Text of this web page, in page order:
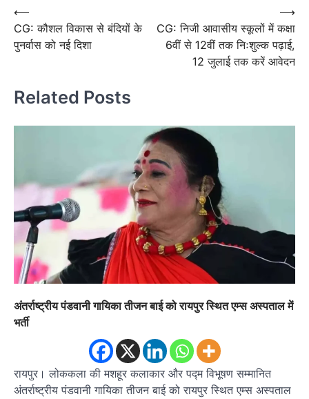
Post
navigation
⟵
CG: कौशल विकास से बंदियों के
पुनर्वास को नई दिशा
CG: निजी आवासीय स्कूलों में कक्षा
6वीं से 12वीं तक निःशुल्क पढ़ाई,
12 जुलाई तक करें आवेदन
⟶
Related Posts
अंतर्राष्ट्रीय पंडवानी गायिका तीजन बाई को रायपुर स्थित एम्स अस्पताल में
भर्ती
रायपुर। लोककला की मशहूर कलाकार और पद्म विभूषण सम्मानित
अंतर्राष्ट्रीय पंडवानी गायिका तीजन बाई को रायपुर स्थित एम्स अस्पताल